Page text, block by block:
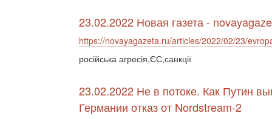
23.02.2022 Новая газета -
https://novayagazeta.ru/articles/2022/02/23/
російська агресія,ЄС,санкції
23.02.2022 Не в потоке. Как Путин
Германии отказ от Nordstream-2